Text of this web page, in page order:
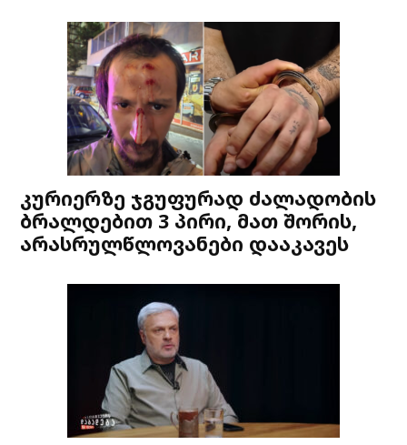
კურიერზე ჯგუფურად ძალადობის
ბრალდებით 3 პირი, მათ შორის,
არასრულწლოვანები დააკავეს